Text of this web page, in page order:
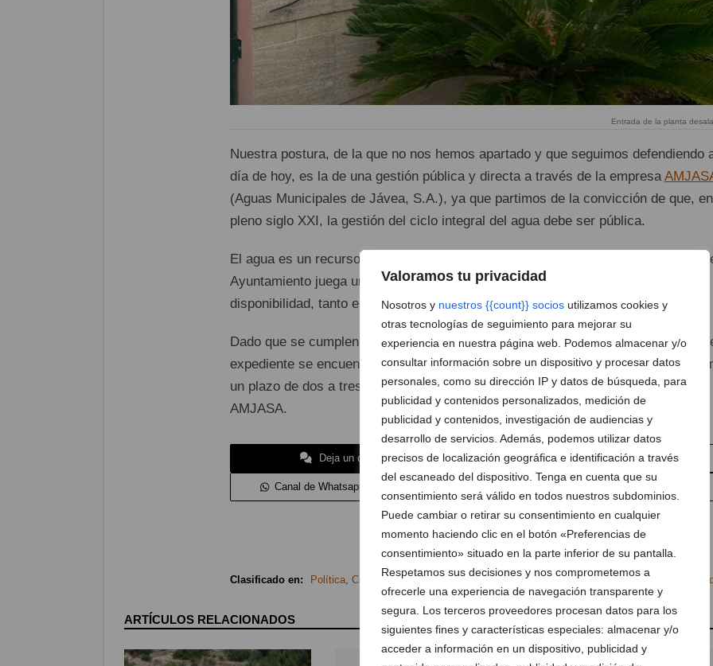
Valoramos tu privacidad
Nosotros y nuestros {{count}} socios utilizamos cookies y
otras tecnologías de seguimiento para mejorar su
experiencia en nuestra página web. Podemos almacenar y/o
consultar información sobre un dispositivo y procesar datos
personales, como su dirección IP y datos de búsqueda, para
publicidad y contenidos personalizados, medición de
publicidad y contenidos, investigación de audiencias y
desarrollo de servicios. Además, podemos utilizar datos
precisos de localización geográfica e identificación a través
del escaneado del dispositivo. Tenga en cuenta que su
consentimiento será válido en todos nuestros subdominios.
Puede cambiar o retirar su consentimiento en cualquier
momento haciendo clic en el botón «Preferencias de
consentimiento» situado en la parte inferior de su pantalla.
Respetamos sus decisiones y nos comprometemos a
ofrecerle una experiencia de navegación transparente y
segura. Los terceros proveedores procesan datos para los
siguientes fines y características especiales: almacenar y/o
acceder a información en un dispositivo, publicidad y
Entrada de la planta
Nuestra postura, de la que no nos hemos apartado y que seguimos defendiendo
día de hoy, es la de una gestión pública y directa a través de la empresa
(Aguas Municipales de Jávea, S.A.), ya que partimos de la convicción de que, en
pleno siglo XXI, la gestión del ciclo integral del agua debe ser pública.
El agua es un recurso estratégico que debe ser gestionado de forma eficiente, y
Ayuntamiento juega un papel fundamental y decisivo para garantizar su
disponibilidad, tanto en el presente como en el futuro de Xàbia.
Dado que se cumplen ya las condiciones para la reversión al Ayuntamiento, y
expediente se encuentra en un grado avanzado de tramitación, estimamos que
un plazo de dos a tres meses la gestión será municipal y podrá ser asumida por
AMJASA.
Deja un comentario Suscríbete a la newsletter
Canal de Whatsapp Anúnciate en javea.com Envía tu noticia
Clasificado en: Política, Ciudadanos por Jávea,Ciudadanos Xàbia,Desaladora Xàbia,Gestión
ARTÍCULOS RELACIONADOS